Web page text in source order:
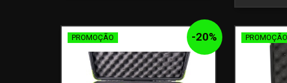
-20%
PROMOÇÃO PROMOÇÃO